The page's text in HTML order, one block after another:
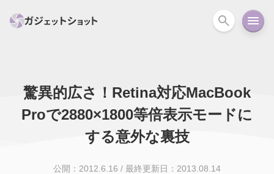
すべて スマホ PC関連 カメラ ウェア
スマートホーム アクションカメラ
驚異的広さ！Retina対応MacBook
Proで2880×1800等倍表示モードに
する意外な裏技
公開：2012.6.16 / 最終更新日：2013.08.14